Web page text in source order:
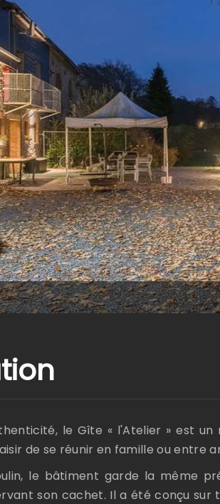
le Gîte « l'Atelier » est
de se réunir en famille ou entre
le bâtiment garde la même
son cachet. Il a été conçu sur